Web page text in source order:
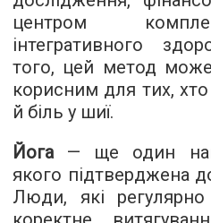
центром
інтегративного
того, цей метод
корисним для тих,
й біль у шиї.
Йога— ще один
якого підтверджена
Люди, які